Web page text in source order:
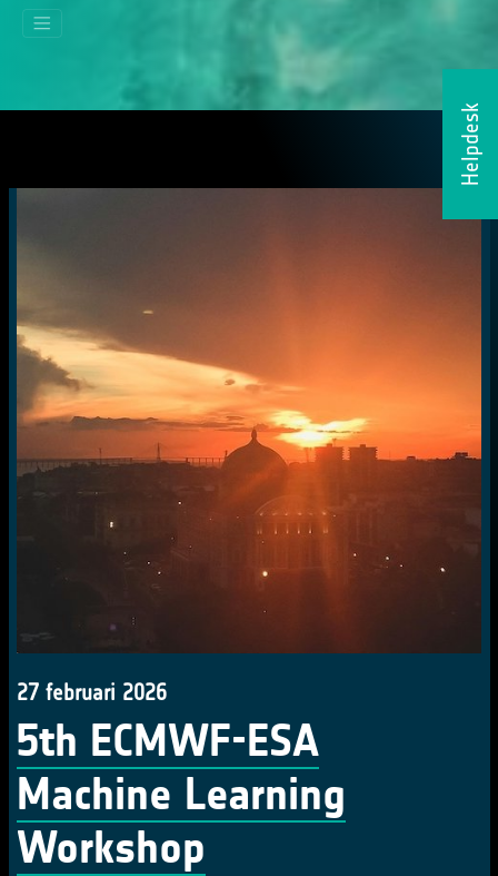
Helpdesk
27 februari 2026
5th ECMWF-ESA
Machine Learning
Workshop